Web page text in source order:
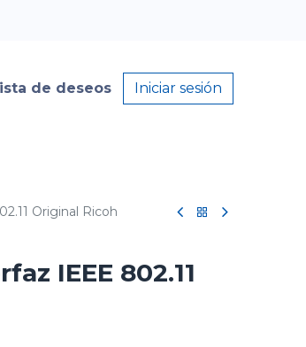
de deseos Iniciar sesión
Original Ricoh
IEEE 802.11